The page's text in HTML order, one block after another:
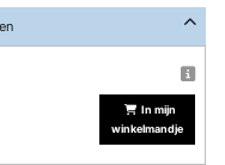
In mijn
winkelmandje